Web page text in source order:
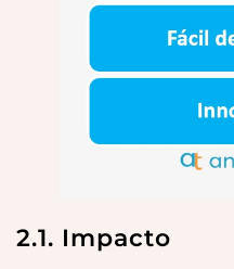
2.1. Impacto